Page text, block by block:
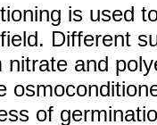
is used
Different
nitrate and
of